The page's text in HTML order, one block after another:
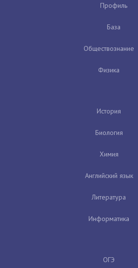
Профиль
База
Обществознание
Физика
История
Биология
Химия
Английский язык
Литература
Информатика
ОГЭ